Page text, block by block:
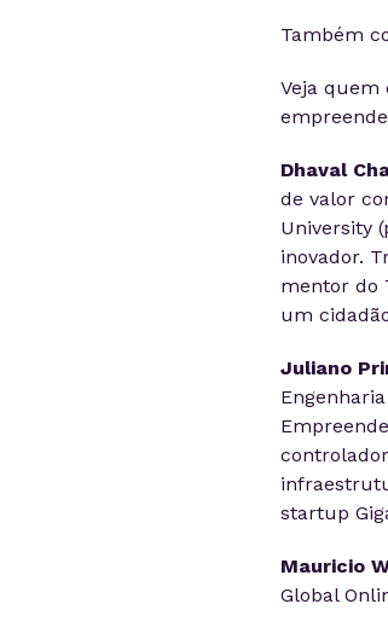
Também
Veja quem
Dhaval
de valor
University
inovador.
mentor do
um
Juliano
startup
Mauricio
Global